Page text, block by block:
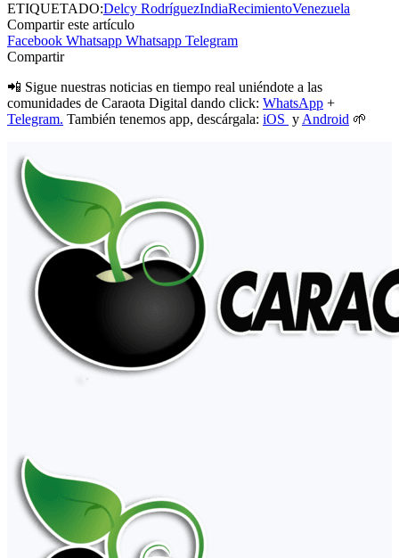
ETIQUETADO:Delcy RodríguezIndiaRecimientoVenezuela
Compartir este artículo
Facebook Whatsapp Whatsapp Telegram
Compartir
📲 Sigue nuestras noticias en tiempo real uniéndote a las
comunidades de Caraota Digital dando click: WhatsApp +
Telegram. También tenemos app, descárgala: iOS y Android 🌱